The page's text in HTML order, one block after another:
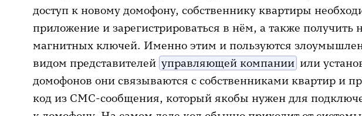
доступ к новому домофону, собственнику квартиры
приложение и зарегистрироваться в нём, а также получить
магнитных ключей. Именно этим и пользуются
видом представителей управляющей компании или
домофонов они связываются с собственниками квартир и
код из СМС-сообщения, который якобы нужен для